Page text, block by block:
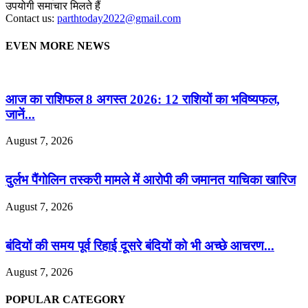
उपयोगी समाचार मिलते हैं
Contact us: parthtoday2022@gmail.com
EVEN MORE NEWS
आज का राशिफल 8 अगस्त 2026: 12 राशियों का भविष्यफल,
जानें...
August 7, 2026
दुर्लभ पैंगोलिन तस्करी मामले में आरोपी की जमानत याचिका खारिज
August 7, 2026
बंदियों की समय पूर्व रिहाई दूसरे बंदियों को भी अच्छे आचरण...
August 7, 2026
POPULAR CATEGORY